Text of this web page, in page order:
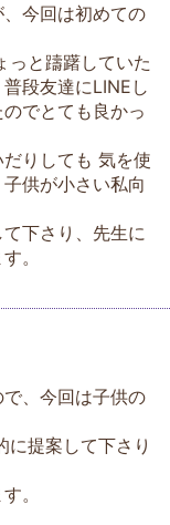
今回は初めての
っと躊躇していた
段友達にLINEし
でとても良かっ
りしても 気を使
供が小さい私向
下さり、先生に
。
、今回は子供の
提案して下さり
。